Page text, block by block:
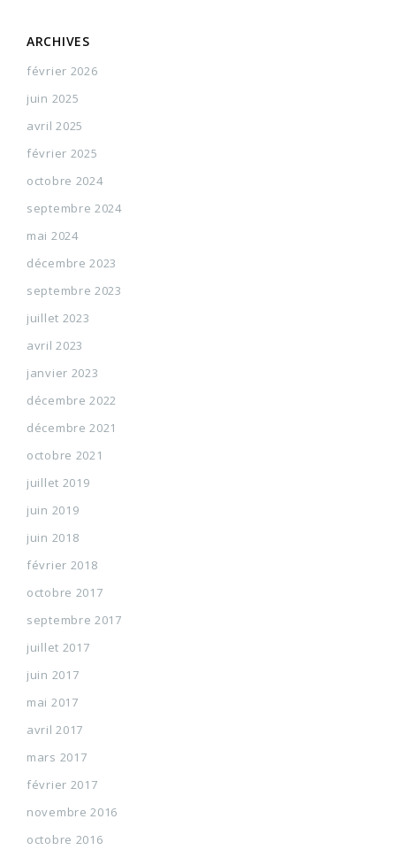
ARCHIVES
février 2026
juin 2025
avril 2025
février 2025
octobre 2024
septembre 2024
mai 2024
décembre 2023
septembre 2023
juillet 2023
avril 2023
janvier 2023
décembre 2022
décembre 2021
octobre 2021
juillet 2019
juin 2019
juin 2018
février 2018
octobre 2017
septembre 2017
juillet 2017
juin 2017
mai 2017
avril 2017
mars 2017
février 2017
novembre 2016
octobre 2016